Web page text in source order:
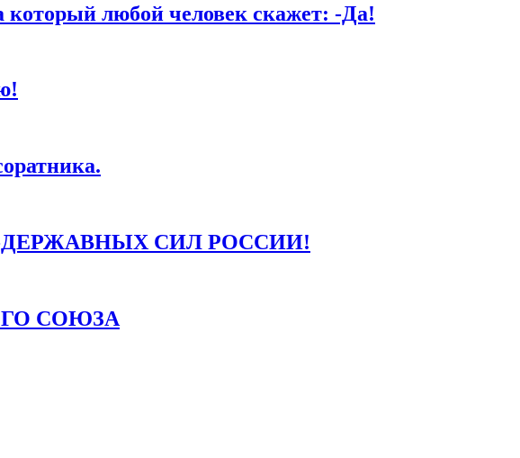
любой человек скажет: -Да!
СИЛ РОССИИ!
СОЮЗА